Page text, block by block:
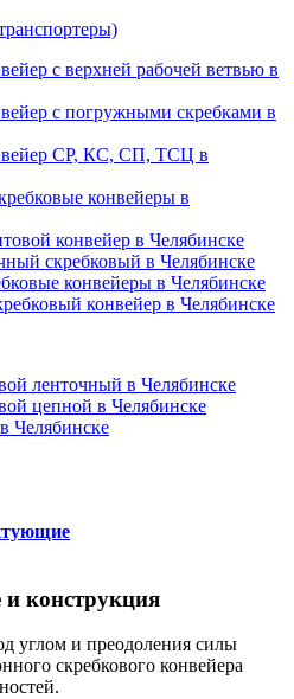
с верхней рабочей ветвью в
с погружными скребками в
СР, КС, СП, ТСЦ в
конвейеры в
конвейер в Челябинске
скребковый в Челябинске
конвейеры в Челябинске
конвейер в Челябинске
ленточный в Челябинске
цепной в Челябинске
Челябинске
и конструкция
углом и преодоления силы
скребкового конвейера